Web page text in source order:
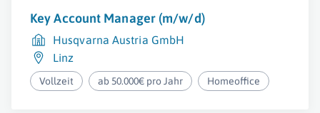
Key Account Manager (m/w/d)
Husqvarna Austria GmbH
Linz
Vollzeit ab 50.000€ pro Jahr Homeoffice